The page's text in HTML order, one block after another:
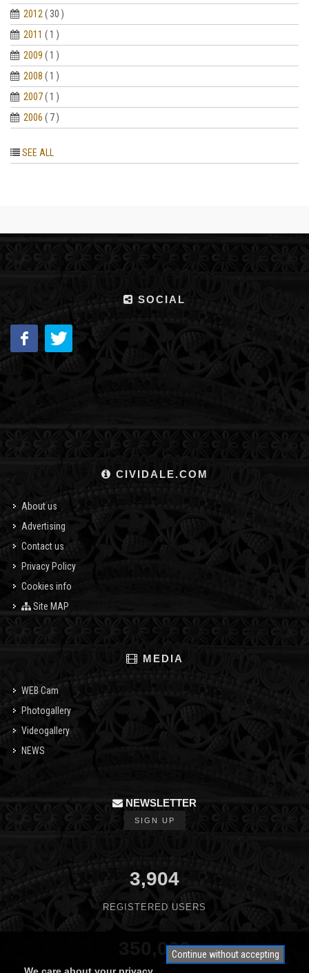
2012 ( 30 )
2011 ( 1 )
2009 ( 1 )
2008 ( 1 )
2007( 1 )
2006 ( 7 )
SEE ALL
SOCIAL
CIVIDALE.COM
About us
Advertising
Contact us
Privacy Policy
Cookies info
Site MAP
MEDIA
WEB Cam
Photogallery
Videogallery
NEWS
NEWSLETTER
SIGN UP
3,904
REGISTERED USERS
350,000Continue without accepting